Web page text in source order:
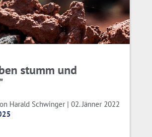
stumm und
Harald Schwinger | 02. Jänner 2022